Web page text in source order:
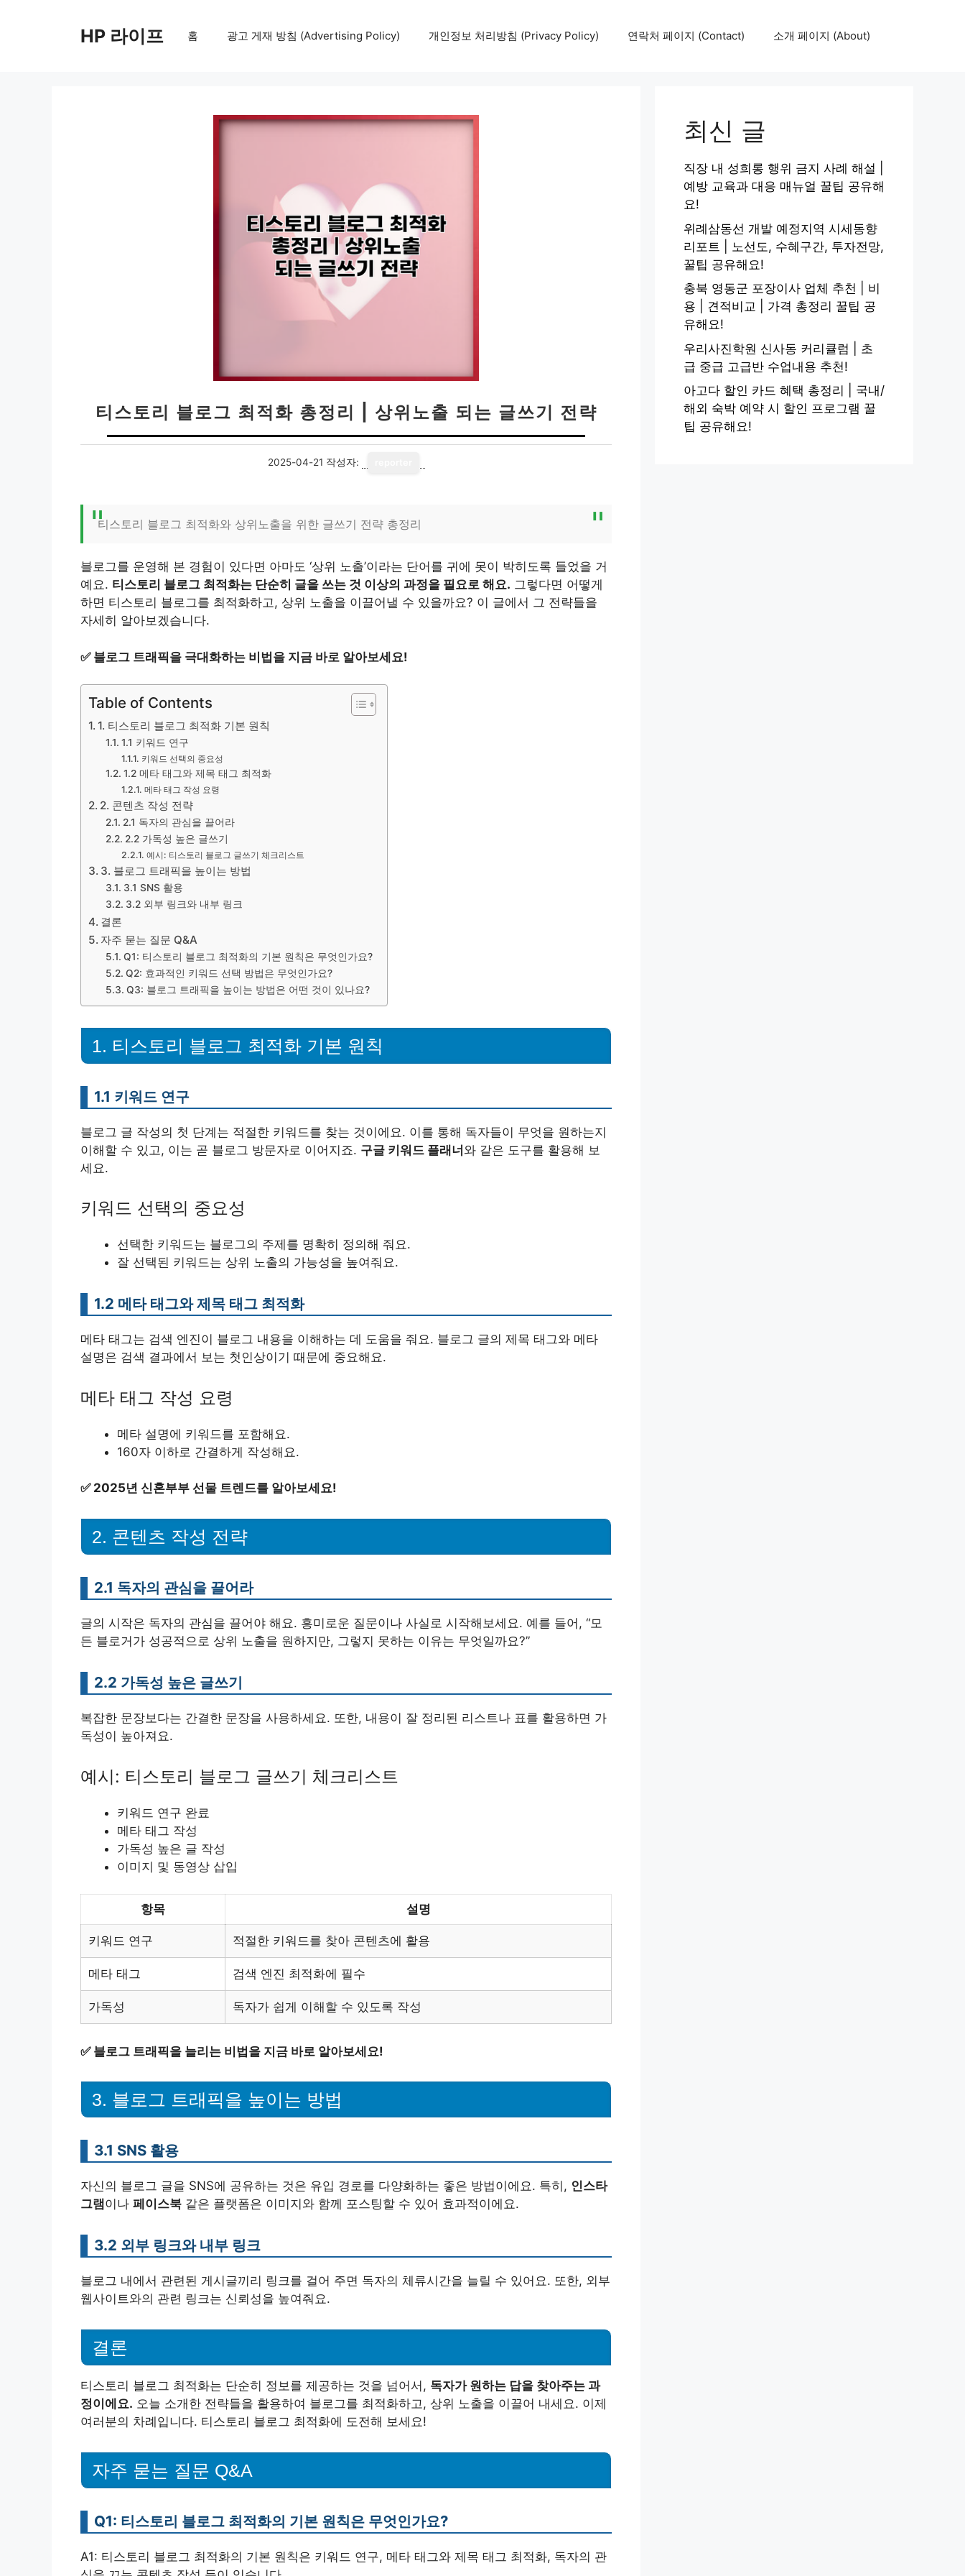
HP 라이프 홈 광고 게재 방침 (Advertising Policy) 개인정보 처리방침 (Privacy Policy) 연락처 페이지 (Contact) 소개 페이지 (About)
티스토리 블로그 최적화 총정리 | 상위노출 되는 글쓰기 전략
2025-04-21 작성자:
티스토리 블로그 최적화와 상위노출을 위한 글쓰기 전략 총정리
블로그를 운영해 본 경험이 있다면 아마도 ‘상위 노출’이라는 단어를 귀에 못이 박히도록 들었을 거
예요. 티스토리 블로그 최적화는 단순히 글을 쓰는 것 이상의 과정을 필요로 해요. 그렇다면 어떻게
하면 티스토리 블로그를 최적화하고, 상위 노출을 이끌어낼 수 있을까요? 이 글에서 그 전략들을
자세히 알아보겠습니다.
✅ 블로그 트래픽을 극대화하는 비법을 지금 바로 알아보세요!
Table of Contents
1. 티스토리 블로그 최적화 기본 원칙
1.1 키워드 연구
키워드 선택의 중요성
1.2 메타 태그와 제목 태그 최적화
메타 태그 작성 요령
2. 콘텐츠 작성 전략
2.1 독자의 관심을 끌어라
2.2 가독성 높은 글쓰기
예시: 티스토리 블로그 글쓰기 체크리스트
3. 블로그 트래픽을 높이는 방법
3.1 SNS 활용
3.2 외부 링크와 내부 링크
결론
자주 묻는 질문 Q&A
Q1: 티스토리 블로그 최적화의 기본 원칙은 무엇인가요?
Q2: 효과적인 키워드 선택 방법은 무엇인가요?
Q3: 블로그 트래픽을 높이는 방법은 어떤 것이 있나요?
1. 티스토리 블로그 최적화 기본 원칙
1.1 키워드 연구
블로그 글 작성의 첫 단계는 적절한 키워드를 찾는 것이에요. 이를 통해 독자들이 무엇을 원하는지
이해할 수 있고, 이는 곧 블로그 방문자로 이어지죠. 구글 키워드 플래너와 같은 도구를 활용해 보
세요.
키워드 선택의 중요성
선택한 키워드는 블로그의 주제를 명확히 정의해 줘요.
잘 선택된 키워드는 상위 노출의 가능성을 높여줘요.
1.2 메타 태그와 제목 태그 최적화
메타 태그는 검색 엔진이 블로그 내용을 이해하는 데 도움을 줘요. 블로그 글의 제목 태그와 메타
설명은 검색 결과에서 보는 첫인상이기 때문에 중요해요.
메타 태그 작성 요령
메타 설명에 키워드를 포함해요.
160자 이하로 간결하게 작성해요.
✅ 2025년 신혼부부 선물 트렌드를 알아보세요!
2. 콘텐츠 작성 전략
2.1 독자의 관심을 끌어라
글의 시작은 독자의 관심을 끌어야 해요. 흥미로운 질문이나 사실로 시작해보세요. 예를 들어, “모
든 블로거가 성공적으로 상위 노출을 원하지만, 그렇지 못하는 이유는 무엇일까요?”
2.2 가독성 높은 글쓰기
복잡한 문장보다는 간결한 문장을 사용하세요. 또한, 내용이 잘 정리된 리스트나 표를 활용하면 가
독성이 높아져요.
예시: 티스토리 블로그 글쓰기 체크리스트
키워드 연구 완료
메타 태그 작성
가독성 높은 글 작성
이미지 및 동영상 삽입
항목 설명
키워드 연구 적절한 키워드를 찾아 콘텐츠에 활용
메타 태그 검색 엔진 최적화에 필수
가독성 독자가 쉽게 이해할 수 있도록 작성
✅ 블로그 트래픽을 늘리는 비법을 지금 바로 알아보세요!
3. 블로그 트래픽을 높이는 방법
3.1 SNS 활용
자신의 블로그 글을 SNS에 공유하는 것은 유입 경로를 다양화하는 좋은 방법이에요. 특히, 인스타
그램이나 페이스북 같은 플랫폼은 이미지와 함께 포스팅할 수 있어 효과적이에요.
3.2 외부 링크와 내부 링크
블로그 내에서 관련된 게시글끼리 링크를 걸어 주면 독자의 체류시간을 늘릴 수 있어요. 또한, 외부
웹사이트와의 관련 링크는 신뢰성을 높여줘요.
결론
티스토리 블로그 최적화는 단순히 정보를 제공하는 것을 넘어서, 독자가 원하는 답을 찾아주는 과
정이에요. 오늘 소개한 전략들을 활용하여 블로그를 최적화하고, 상위 노출을 이끌어 내세요. 이제
여러분의 차례입니다. 티스토리 블로그 최적화에 도전해 보세요!
자주 묻는 질문 Q&A
Q1: 티스토리 블로그 최적화의 기본 원칙은 무엇인가요?
A1: 티스토리 블로그 최적화의 기본 원칙은 키워드 연구, 메타 태그와 제목 태그 최적화, 독자의 관
최신 글
직장 내 성희롱 행위 금지 사례 해설 |
예방 교육과 대응 매뉴얼 꿀팁 공유해
요!
위례삼동선 개발 예정지역 시세동향
리포트 | 노선도, 수혜구간, 투자전망,
꿀팁 공유해요!
충북 영동군 포장이사 업체 추천 | 비
용 | 견적비교 | 가격 총정리 꿀팁 공
유해요!
우리사진학원 신사동 커리큘럼 | 초
급 중급 고급반 수업내용 추천!
아고다 할인 카드 혜택 총정리 | 국내/
해외 숙박 예약 시 할인 프로그램 꿀
팁 공유해요!